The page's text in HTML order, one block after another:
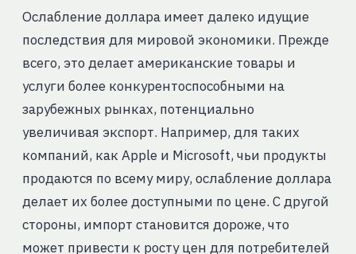
Ослабление доллара имеет далеко идущие
последствия для мировой экономики. Прежде
всего, это делает американские товары и
услуги более конкурентоспособными на
зарубежных рынках, потенциально
увеличивая экспорт. Например, для таких
компаний, как Apple и Microsoft, чьи продукты
продаются по всему миру, ослабление доллара
делает их более доступными по цене. С другой
стороны, импорт становится дороже, что
может привести к росту цен для потребителей